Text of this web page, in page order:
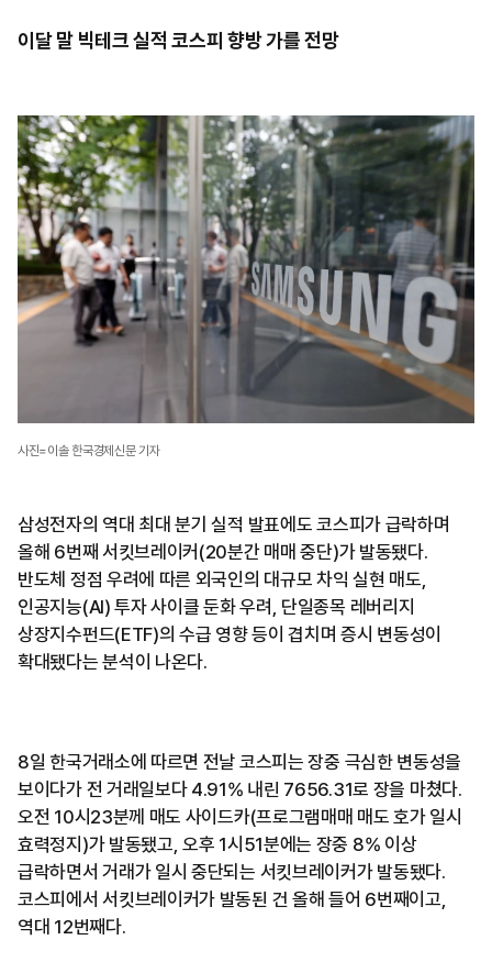
이달 말 빅테크 실적 코스피 향방 가를 전망
사진=이솔 한국경제신문 기자
삼성전자의 역대 최대 분기 실적 발표에도 코스피가 급락하며
올해 6번째 서킷브레이커(20분간 매매 중단)가 발동됐다.
반도체 정점 우려에 따른 외국인의 대규모 차익 실현 매도,
인공지능(AI) 투자 사이클 둔화 우려, 단일종목 레버리지
상장지수펀드(ETF)의 수급 영향 등이 겹치며 증시 변동성이
확대됐다는 분석이 나온다.
8일 한국거래소에 따르면 전날 코스피는 장중 극심한 변동성을
보이다가 전 거래일보다 4.91% 내린 7656.31로 장을 마쳤다.
오전 10시23분께 매도 사이드카(프로그램매매 매도 호가 일시
효력정지)가 발동됐고, 오후 1시51분에는 장중 8% 이상
급락하면서 거래가 일시 중단되는 서킷브레이커가 발동됐다.
코스피에서 서킷브레이커가 발동된 건 올해 들어 6번째이고,
역대 12번째다.